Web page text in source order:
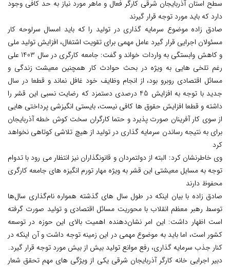
سطح استان آذربایجان شرقی کارگر فعال و ماهر مورد نیاز به حد کافی وجود
دارد که باید مورد توجه قرار گیرند
صادق زاده موضوع سرمایه گذاری در تولید را که باید امسال سرلوحه کار
مسئولان اجرایی قرار گیرد عامل مهمی برای تقویت اشتغال، افزایش تولید ملی
و کاهش وابستگی به واردات خواند و گفت: جامعه کارگری در سال 1403 علی
رغم تلخی هایی به ویژه در بحث حوادث کار همچنین معیشت زندگی و
مسائل اقتصادی روبرو بود، از انجام وظایف خود غافل نماند و قطعا در سال
جدید با توجه به افزایش 45 درصدی دستمزد که رضایت نسبی این قشر را
داشته و قطعا افزایش حقوق ها کافی نیست، بایستی انگیزشی پرداختی هایی
از سوی کار آفرینان صورت پذیرد و حتما کارگران سخت کوش خطه آذربایجان
برای به نتیجه رساندن سرمایه گذاری در تولید از هیچ تلاشی کوتاهی نخواهد
کرد
وی خاطرنشان کرد: البته از دولتمردان و قانونگذاران نیز انتظار می رود با تدوام
توجه به مسایل معیشتی این قشر به ویژه مهار تورم انگیزه های جامعه کارگری
محفوظ دارند
صادق زاده با بیان اینکه در طول سال های گذشته همواره نام‌گذاری سال‌ها
توسط رهبر معظم انقلاب با محوریت مسائل اقتصادی و تولید صورت گرفته
است اظهار داشت: این امر نشان‌دهنده اهمیت بالای این حوزه در توسعه
کشور است، اما باید به موضوع مهمی در این زمینه توجه داشت و آن اینکه در
کنار جذب سرمایه گذاری، رفع موانع تولید بیش از بیش مورد توجه قرار گیرد.
دبیر اجرایی خانه کارگر آذربایجان شرقی یکی از ویژگی های مهم تحقق شعار